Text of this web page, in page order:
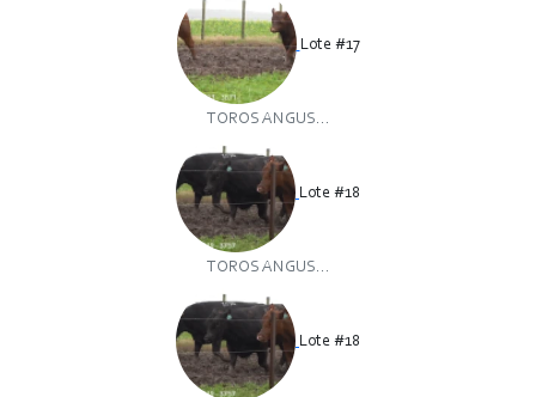
Lote #17
TOROS ANGUS...
Lote #18
TOROS ANGUS...
Lote #18